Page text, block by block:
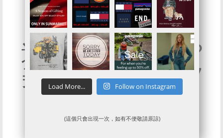
連Outlet都有折!?
美國官網真正既7
折優惠
Load More... Follow on Instagram
(這個只會出現一次，如有不便敬請原諒)